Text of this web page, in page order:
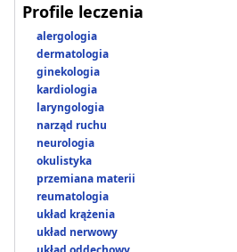
Profile leczenia
alergologia
dermatologia
ginekologia
kardiologia
laryngologia
narząd ruchu
neurologia
okulistyka
przemiana materii
reumatologia
układ krążenia
układ nerwowy